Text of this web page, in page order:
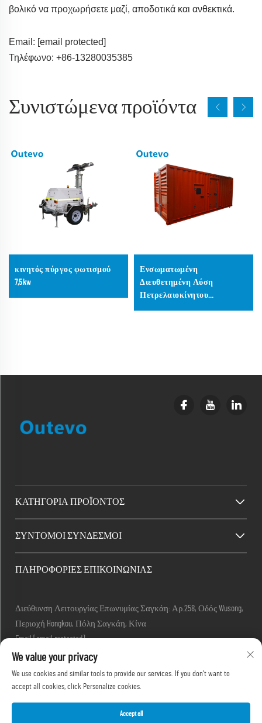
βολικό να προχωρήσετε μαζί, αποδοτικά και ανθεκτικά.
Email: [email protected]
Τηλέφωνο: +86-13280035385
Συνιστώμενα προϊόντα
κινητός πύργος φωτισμού
7,5kw
Ενσωματωμένη
Διευθετημένη Λύση
Πετρελαιοκίνητου
Φωτισμού για Έργο «Κλειδί
ΚΑΤΗΓΟΡΊΑ ΠΡΟΪΌΝΤΟΣ
ΣΎΝΤΟΜΟΙ ΣΎΝΔΕΣΜΟΙ
ΠΛΗΡΟΦΟΡΊΕΣ ΕΠΙΚΟΙΝΩΝΊΑΣ
Διεύθυνση Λειτουργίας Επωνυμίας Σαγκάη: Αρ.258, Οδός Wusong,
Περιοχή Hongkou, Πόλη Σαγκάη, Κίνα
Email:[email protected]
Τηλ.:+86-13280087620
Τηλ.:
+86-13280035385
Τηλ.:+86-13280039195
We value your privacy
We use cookies and similar tools to provide our services. If you don't want to
accept all cookies, click Personalize cookies.
Accept all